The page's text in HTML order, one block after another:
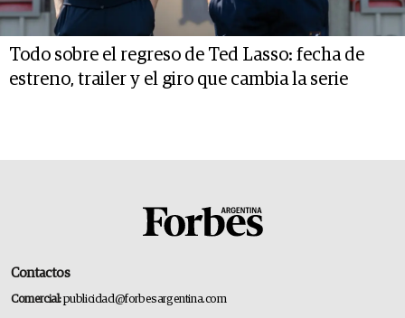
Todo sobre el regreso de Ted Lasso: fecha de
estreno, trailer y el giro que cambia la serie
Contactos
Comercial:publicidad@forbesargentina.com